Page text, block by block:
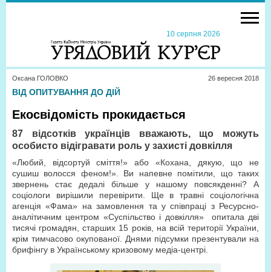
10 серпня 2026
Оксана ГОЛОВКО 26 вересня 2018
ВІД ОПИТУВАННЯ ДО ДІЙ
Екосвідомість прокидається
87 відсотків українців вважають, що можуть
особисто відігравати роль у захисті довкілля
«Любий, відсортуй сміття!» або «Кохана, дякую, що не
сушиш волосся феном!». Ви напевне помітили, що таких
звернень стає дедалі більше у нашому повсякденні? А
соціологи вирішили перевірити. Ще в травні соціологічна
агенція «Фама» на замовлення та у спів­праці з Ресурсно-
аналітичним центром «Суспільство і довкілля» опитала дві
тисячі громадян, старших 15 років, на всій території України,
крім тимчасово окупованої. Днями підсумки презентували на
брифінгу в Українському кризовому медіа-центрі.